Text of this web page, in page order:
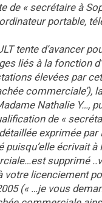
de « secrétaire à
portable,
tente d’avancer
liés à la fonction
élevées par
commerciale’),
Nathalie Y…,
de «
exprimée par
puisqu’elle écrivait à
supprimé
votre licenciement
(« …je vous